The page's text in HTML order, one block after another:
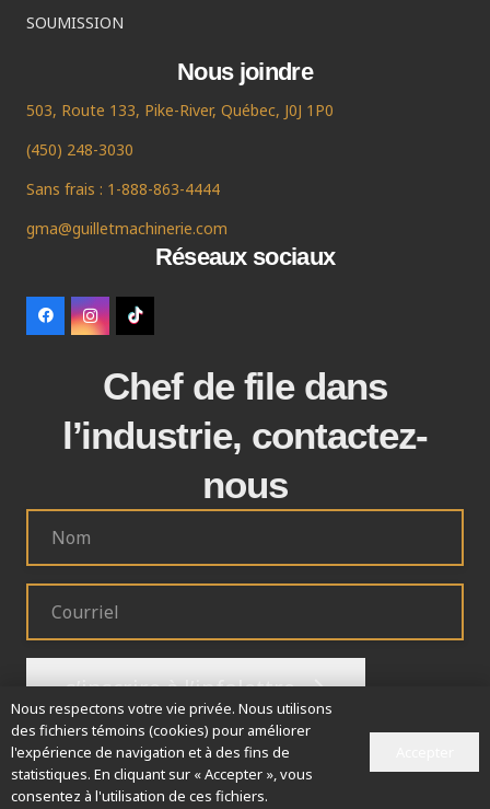
SOUMISSION
Nous joindre
503, Route 133, Pike-River, Québec, J0J 1P0
(450) 248-3030
Sans frais : 1-888-863-4444
gma@guilletmachinerie.com
Réseaux sociaux
Chef de file dans
l’industrie, contactez-
nous
s’inscrire à l’infolettre
© Guillet machinerie agricole inc.
Nous respectons votre vie privée. Nous utilisons
des fichiers témoins (cookies) pour améliorer
l'expérience de navigation et à des fins de
statistiques. En cliquant sur « Accepter », vous
consentez à l'utilisation de ces fichiers.